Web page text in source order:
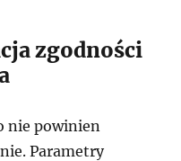
zgodności
nie powinien
Parametry